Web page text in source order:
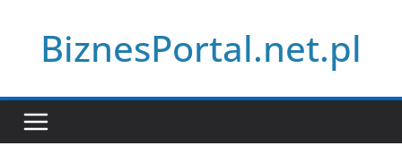
BiznesPortal.net.pl